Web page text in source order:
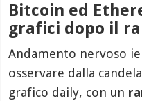
Bitcoin ed
grafici dopo il
Andamento nervoso
osservare dalla
grafico daily, con un